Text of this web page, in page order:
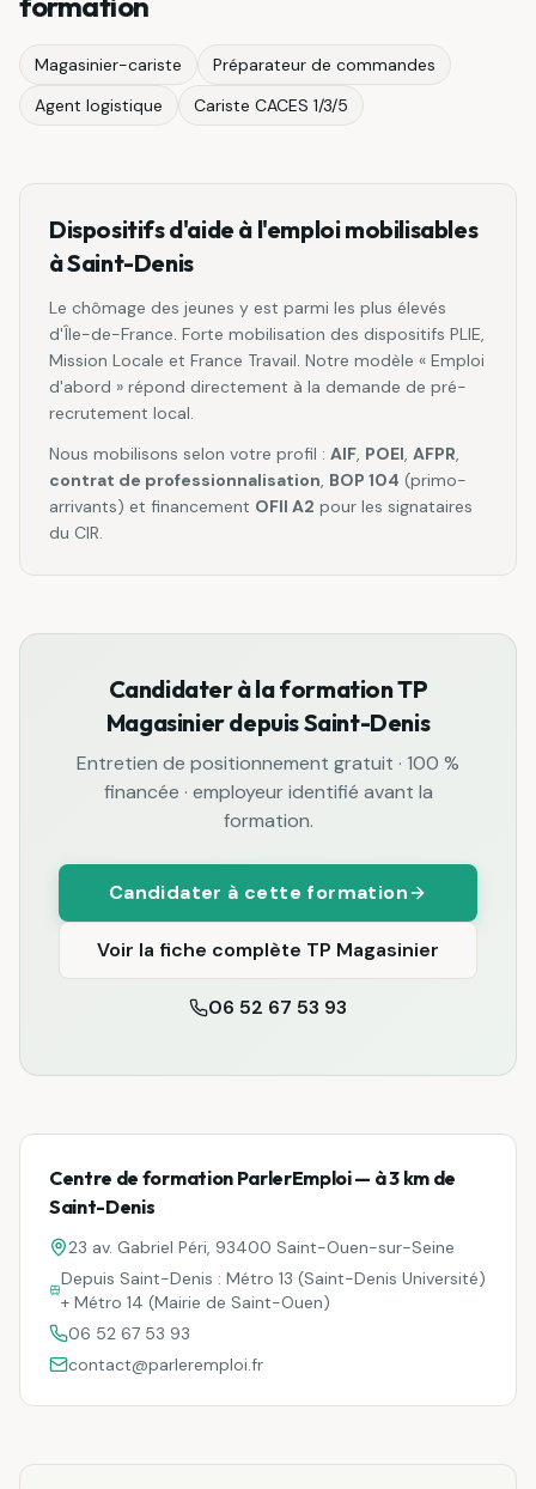
Magasinier-cariste
Préparateur de commandes
Agent logistique
Cariste CACES 1/3/5
Dispositifs d'aide à l'emploi mobilisables
àSaint-Denis
Le chômage des jeunes y est parmi les plus élevés
d'Île-de-France. Forte mobilisation des dispositifs PLIE,
Mission Locale et France Travail. Notre modèle « Emploi
d'abord » répond directement à la demande de pré-
recrutement local.
Nous mobilisons selon votre profil : AIF, POEI, AFPR,
contrat de professionnalisation, BOP 104 (primo-
arrivants) et financement OFII A2 pour les signataires
du CIR.
Candidater à la formationTP
MagasinierdepuisSaint-Denis
Entretien de positionnement gratuit · 100 %
financée · employeur identifié avant la
formation.
Candidater à cette formation
Voir la fiche complète TP Magasinier
06 52 67 53 93
Centre de formation ParlerEmploi — à3 kmde
Saint-Denis
23 av. Gabriel Péri, 93400 Saint-Ouen-sur-Seine
Depuis Saint-Denis : Métro 13 (Saint-Denis Université)
+ Métro 14 (Mairie de Saint-Ouen)
06 52 67 53 93
contact@parleremploi.fr